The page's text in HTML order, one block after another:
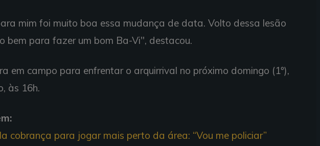
mim foi muito boa essa mudança de data. Volto dessa lesão
bem para fazer um bom Ba-Vi", destacou.
em campo para enfrentar o arquirrival no próximo domingo (1º),
às 16h.
cobrança para jogar mais perto da área: “Vou me policiar”